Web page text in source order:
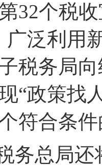
32个税
广泛利用
税务局
“政策找
符合条
务总局还